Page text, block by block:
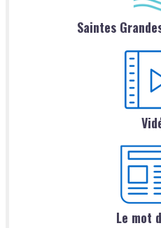
Saintes
Le mot